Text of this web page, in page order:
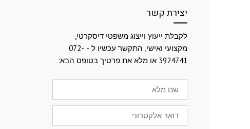
יצירת קשר
לקבלת ייעוץ וייצוג משפטי דיסקרטי,
מקצועי ואישי, התקשר עכשיו ל - 072-
3924741 או מלא את פרטיך בטופס הבא:
שם
מלא
דואר
אלקטרוני